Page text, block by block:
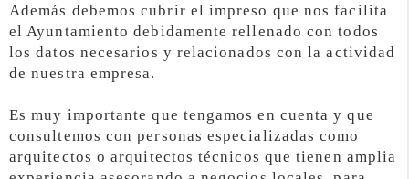
Además debemos cubrir el impreso que nos facilita
el Ayuntamiento debidamente rellenado con todos
los datos necesarios y relacionados con la actividad
de nuestra empresa.
Es muy importante que tengamos en cuenta y que
consultemos con personas especializadas como
arquitectos o arquitectos técnicos que tienen amplia